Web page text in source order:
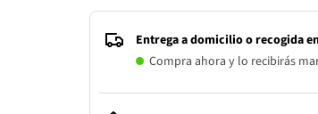
Entrega a domicilio o recogida
Compra ahora y lo recibirás